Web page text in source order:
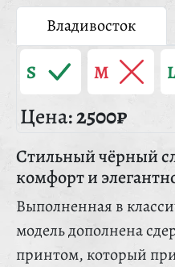
Владивосток
S M
Цена:2500₽
Стильный чёрный
комфорт и
Выполненная в
модель дополнена
принтом, который